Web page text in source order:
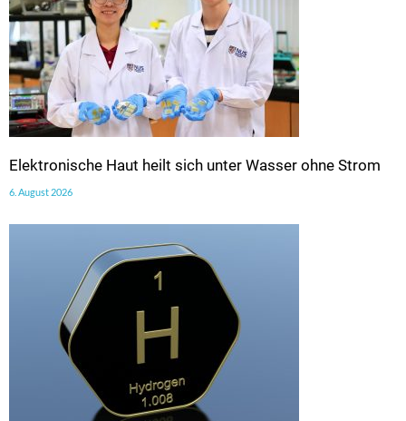
Elektronische Haut heilt sich unter Wasser ohne Strom
6. August 2026